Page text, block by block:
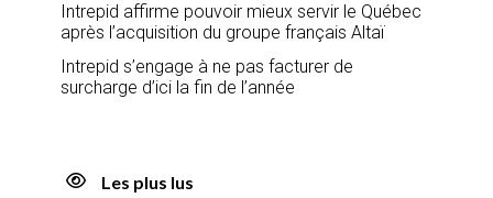
Intrepid affirme pouvoir mieux servir le Québec
après l’acquisition du groupe français Altaï
Intrepid s’engage à ne pas facturer de
surcharge d’ici la fin de l’année
Les plus lus